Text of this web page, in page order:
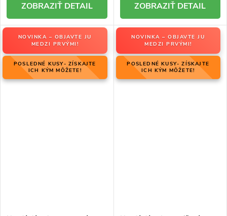
DETAIL DETAIL
NOVINKA – OBJAVTE JU
MEDZI PRVÝMI!
POSLEDNÉ KUSY- ZÍSKAJTE
ICH KÝM MÔŽETE!
NOVINKA – OBJAVTE JU
MEDZI PRVÝMI!
POSLEDNÉ KUSY- ZÍSKAJTE
ICH KÝM MÔŽETE!